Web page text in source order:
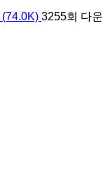
(74.0K) 3255회 다운